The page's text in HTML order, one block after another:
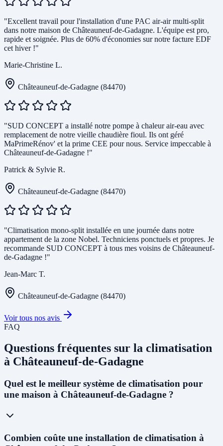
"Excellent travail pour l'installation d'une PAC air-air multi-split
dans notre maison de Châteauneuf-de-Gadagne. L'équipe est pro,
rapide et soignée. Plus de 60% d'économies sur notre facture EDF
cet hiver !"
Marie-Christine L.
Châteauneuf-de-Gadagne (84470)
"SUD CONCEPT a installé notre pompe à chaleur air-eau avec
remplacement de notre vieille chaudière fioul. Ils ont géré
MaPrimeRénov' et la prime CEE pour nous. Service impeccable à
Châteauneuf-de-Gadagne !"
Patrick & Sylvie R.
Châteauneuf-de-Gadagne (84470)
"Climatisation mono-split installée en une journée dans notre
appartement de la zone Nobel. Techniciens ponctuels et propres. Je
recommande SUD CONCEPT à tous mes voisins de Châteauneuf-
de-Gadagne !"
Jean-Marc T.
Châteauneuf-de-Gadagne (84470)
Voir tous nos avis
FAQ
Questions fréquentes sur la climatisation
à Châteauneuf-de-Gadagne
Quel est le meilleur système de climatisation pour
une maison à Châteauneuf-de-Gadagne ?
À Châteauneuf-de-Gadagne, avec leclimat méditerranéen et les
Combien coûte une installation de climatisation à